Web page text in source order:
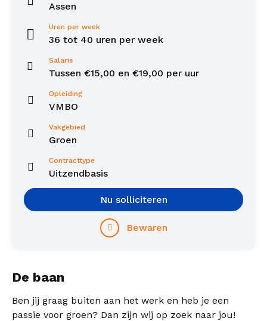
Assen
Uren per week
36 tot 40 uren per week
Salaris
Tussen €15,00 en €19,00 per uur
Opleiding
VMBO
Vakgebied
Groen
Contracttype
Uitzendbasis
Nu solliciteren
Bewaren
De baan
Ben jij graag buiten aan het werk en heb je een
passie voor groen? Dan zijn wij op zoek naar jou!